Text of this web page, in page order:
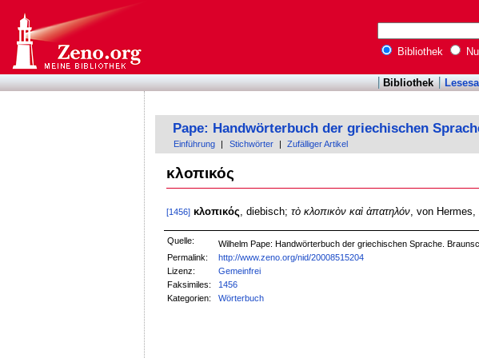
Bibliothek
Bibliothek
Pape: Handwörterbuch der griechischen
Einführung Stichwörter Zufälliger Artikel
κλοπικός
[1456] κλοπικός , diebisch; τὸ κλοπικὸν καὶ ἀπατηλόν, von Hermes,
Quelle: Wilhelm Pape: Handwörterbuch der griechischen Sprache.
Permalink:
http://www.zeno.org/nid/20008515204
Lizenz:
Gemeinfrei
Faksimiles:
1456
Kategorien:
Wörterbuch